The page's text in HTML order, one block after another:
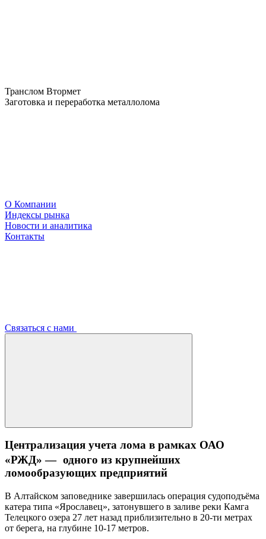
Транслом Втормет
Заготовка и переработка металлолома
О Компании
Индексы рынка
Новости и аналитика
Контакты
Связаться с нами
Централизация учета лома в рамках ОАО
«РЖД» — одного из крупнейших
ломообразующих предприятий
В Алтайском заповеднике завершилась операция судоподъёма
катера типа «Ярославец», затонувшего в заливе реки Камга
Телецкого озера 27 лет назад приблизительно в 20-ти метрах
от берега, на глубине 10-17 метров.